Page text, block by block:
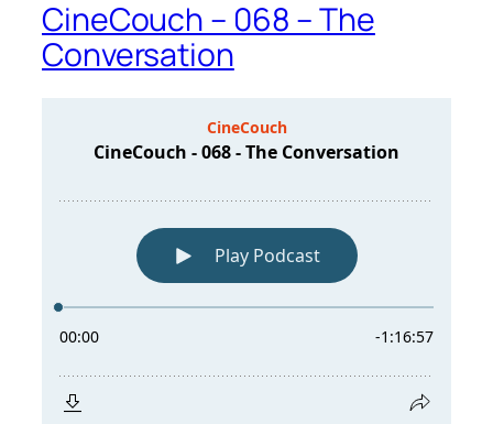
CineCouch – 068 – The
Conversation